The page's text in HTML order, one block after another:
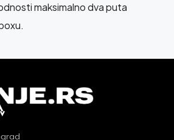
maksimalno dva puta